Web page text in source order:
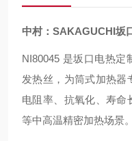
中村：SAKAGUCHI坂
NI80045 是坂口电热定
发热丝，为筒式加热器
电阻率、抗氧化、寿命
等中高温精密加热场景。